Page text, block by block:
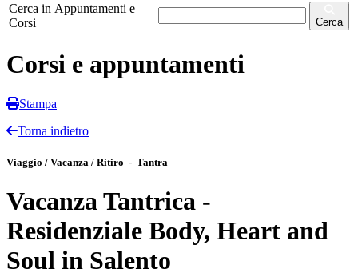
Cerca in Appuntamenti e
Corsi
Cerca
Corsi e appuntamenti
Stampa
Torna indietro
Viaggio / Vacanza / Ritiro - Tantra
Vacanza Tantrica -
Residenziale Body, Heart and
Soul in Salento